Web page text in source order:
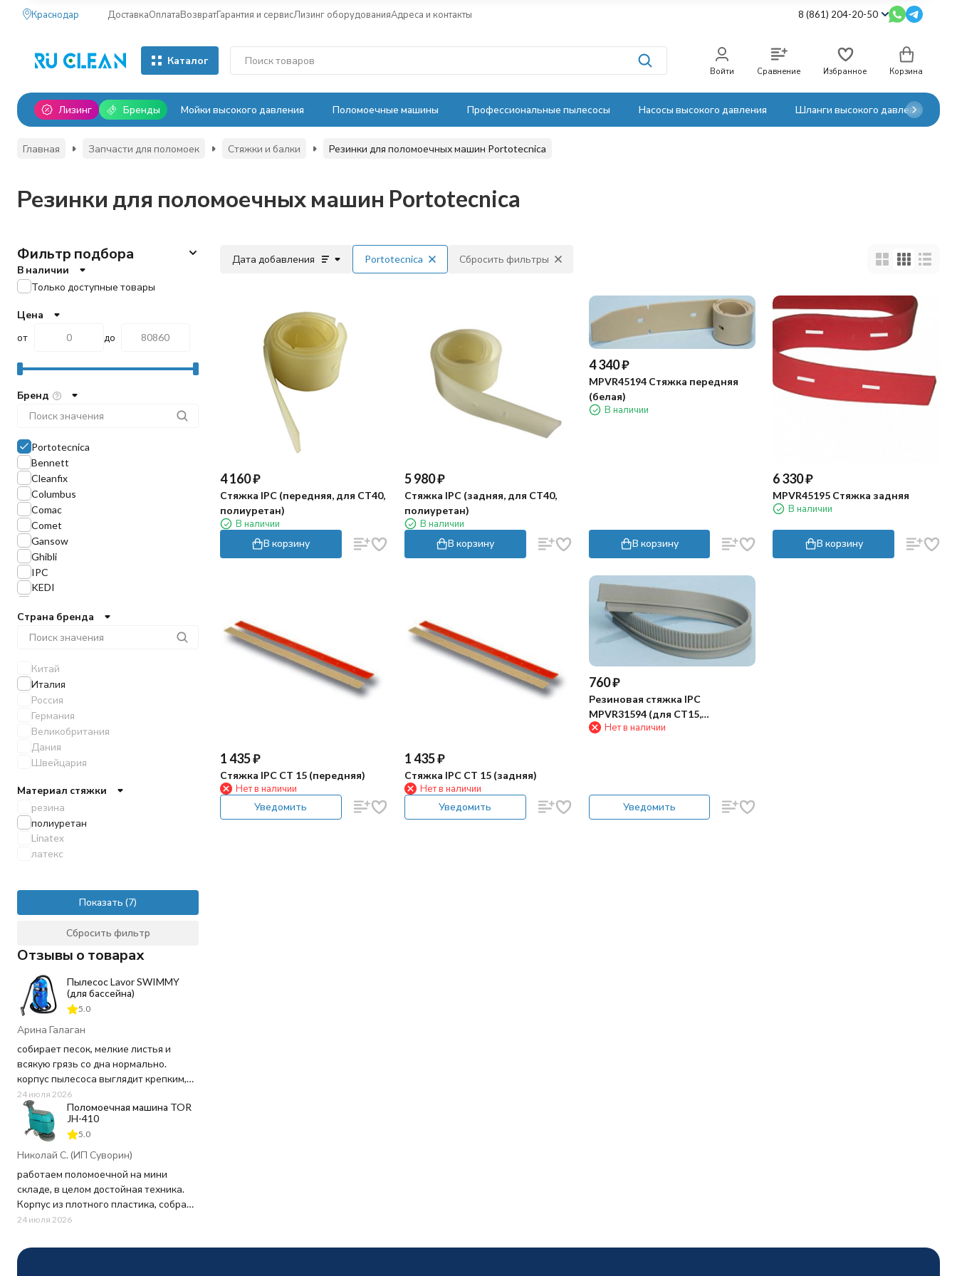
Краснодар ДоставкаОплатаВозвратГарантия и сервисЛизинг оборудованияАдреса и контакты 8 (861) 204-20-50
Каталог
Войти Сравнение Избранное Корзина
Лизинг Бренды Мойки высокого давления Поломоечные машины Профессиональные пылесосы Насосы высокого давления Шланги высокого давления
Главная Запчасти для поломоек Стяжки и балки Резинки для поломоечных машин Portotecnica
Резинки для поломоечных машин Portotecnica
Дата добавления Portotecnica Сбросить фильтры
4 160₽
Стяжка IPC (передняя, для CT40,
полиуретан)
В наличии
В корзину
5 980₽
Стяжка IPC (задняя, для CT40,
полиуретан)
В наличии
В корзину
4 340₽
MPVR45194 Стяжка передняя
(белая)
В наличии
В корзину
6 330₽
MPVR45195 Стяжка задняя
В наличии
В корзину
1 435₽
Стяжка IPC CT 15 (передняя)
Нет в наличии
Уведомить
1 435₽
Стяжка IPC CT 15 (задняя)
Нет в наличии
Уведомить
760₽
Резиновая стяжка IPC
MPVR31594 (для CT15,
передняя)
Нет в наличии
Уведомить
Фильтр подбора
В наличии
Только доступные товары
Цена
от
до
Бренд
Bennett
Cleanfix
Columbus
Comac
Comet
Gansow
Ghibli
IPC
KEDI
Lavor
Nilfisk
Portotecnica
TOR
Viper
МЕТЛАНА
Страна бренда
Китай
Италия
Россия
Германия
Великобритания
Дания
Швейцария
Материал стяжки
резина
полиуретан
Linatex
латекс
Показать
Сбросить фильтр
Отзывы о товарах
Пылесос Lavor SWIMMY
(для бассейна)
5.0
Арина Галаган
собирает песок, мелкие листья и
всякую грязь со дна нормально.
корпус пылесоса выглядит крепким,
пластик не "хлипкий", а шланг
достаточно длинный, не пришлось
ничего докупать. Используем для
чистки бассейна 20 кв.м. в частном
доме - хватает мощности и длины
шнура.
Заказ оформили быстро, в магазине
перезвонили почти сразу, уточнили
целая, внутри все на месте.
24 июля 2026
Поломоечная машина TOR
JH-410
5.0
Николай С. (ИП Суворин)
работаем поломоечной на мини
складе, в целом достойная техника.
Корпус из плотного пластика, собран
на совесть - ничего не люфтит и не
быстро, грязь оттирает хорошо, но вот
шнур питания коротковат, приходится
24 июля 2026